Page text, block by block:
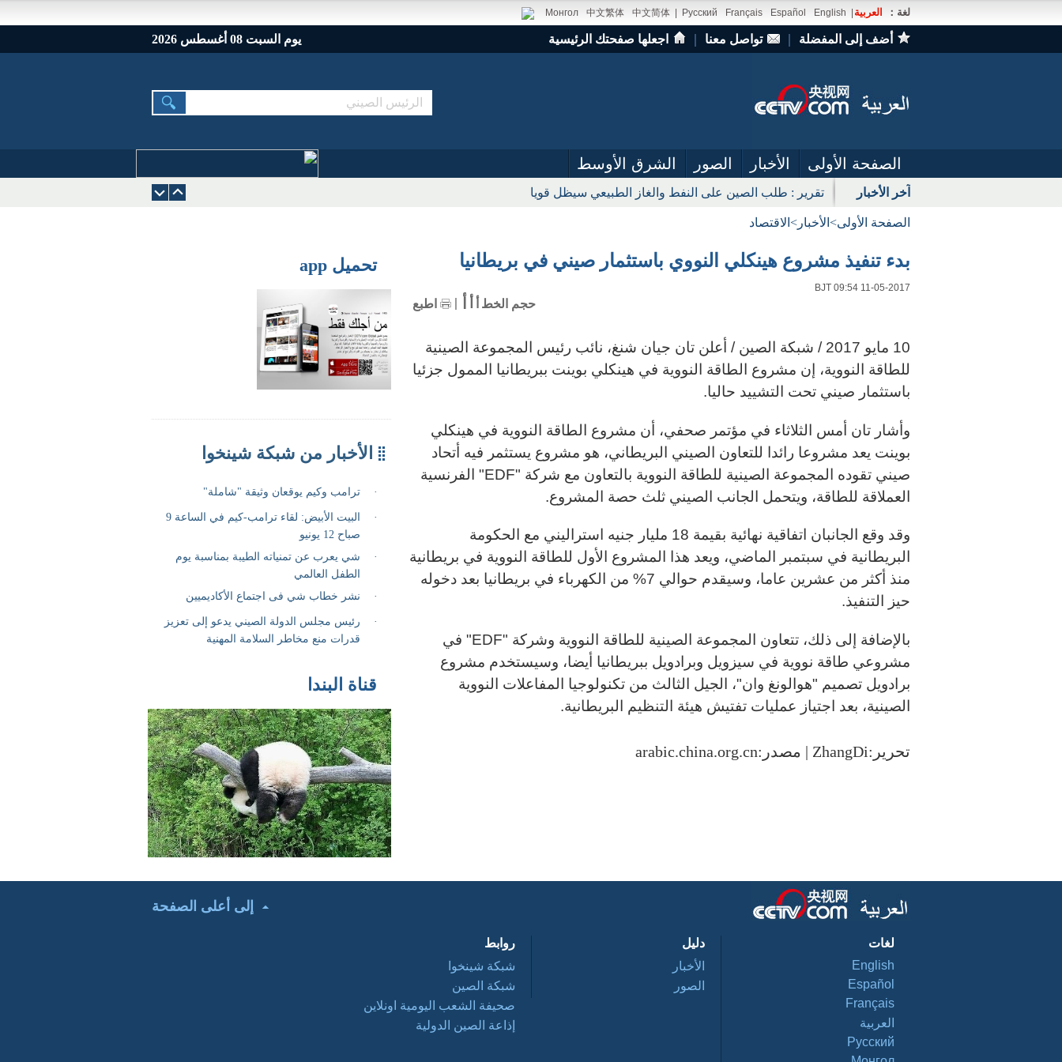
لغة： العربية English
Español
Français
Русский
中文简体
中文繁体
Монгол
أضف إلى المفضلة تواصل معنا اجعلها صفحتك الرئيسية يوم السبت 08 أغسطس 2026
الصفحة الأولى الأخبار الصور الشرق الأوسط
آخر الأخبار تقرير : طلب الصين على النفط والغاز الطبيعي سيظل قويا
الصفحة الأولى> الأخبار > الاقتصاد
تحميل app
قناة البندا
بدء تنفيذ مشروع هينكلي النووي باستثمار صيني في بريطانيا
BJT 09:54 11-05-2017
اطبع حجم الخط
10 مايو 2017 / شبكة الصين / أعلن تان جيان شنغ، نائب رئيس المجموعة الصينية
للطاقة النووية، إن مشروع الطاقة النووية في هينكلي بوينت ببريطانيا الممول جزئيا
باستثمار صيني تحت التشييد حاليا.
وأشار تان أمس الثلاثاء في مؤتمر صحفي، أن مشروع الطاقة النووية في هينكلي
بوينت يعد مشروعا رائدا للتعاون الصيني البريطاني، هو مشروع يستثمر فيه أتحاد
صيني تقوده المجموعة الصينية للطاقة النووية بالتعاون مع شركة "EDF"
الفرنسية
العملاقة للطاقة، ويتحمل الجانب الصيني ثلث حصة المشروع.
وقد وقع الجانبان اتفاقية نهائية بقيمة 18 مليار جنيه استراليني مع الحكومة
البريطانية في سبتمبر الماضي، ويعد هذا المشروع الأول للطاقة النووية في بريطانية
منذ أكثر من عشرين عاما، وسيقدم حوالي 7% من الكهرباء في بريطانيا بعد دخوله
حيز التنفيذ.
بالإضافة إلى ذلك، تتعاون المجموعة الصينية للطاقة النووية وشركة "EDF"
في
مشروعي طاقة نووية في سيزويل وبرادويل ببريطانيا أيضا، وسيستخدم مشروع
برادويل تصميم "هوالونغ وان"، الجيل الثالث من تكنولوجيا المفاعلات النووية
الصينية، بعد اجتياز عمليات تفتيش هيئة التنظيم البريطانية.
تحرير:ZhangDi | مصدر:arabic.china.org.cn
إلى أعلى الصفحة
لغات
English
Español
Français
العربية
Pусский
دليل
الأخبار
الصور
روابط
شبكة شينخوا
شبكة الصين
صحيفة الشعب اليومية اونلاين
إذاعة الصين الدولية